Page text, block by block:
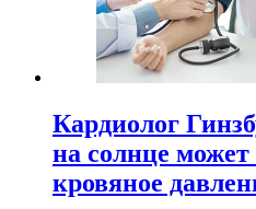
Кардиолог
на солнце
кровяное